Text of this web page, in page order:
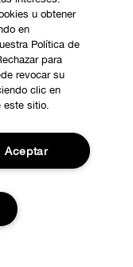
u obtener
en
Política de
para
revocar su
clic en
este sitio.
Aceptar